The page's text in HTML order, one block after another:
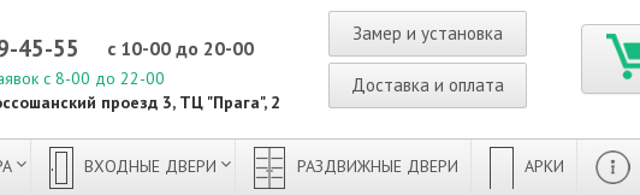
45-55 с 10-00 до 20-00
с 8-00 до 22-00
проезд 3, ТЦ "Прага", 2
Замер и установка
Доставка и оплата
ВХОДНЫЕ ДВЕРИ РАЗДВИЖНЫЕ ДВЕРИ АРКИ